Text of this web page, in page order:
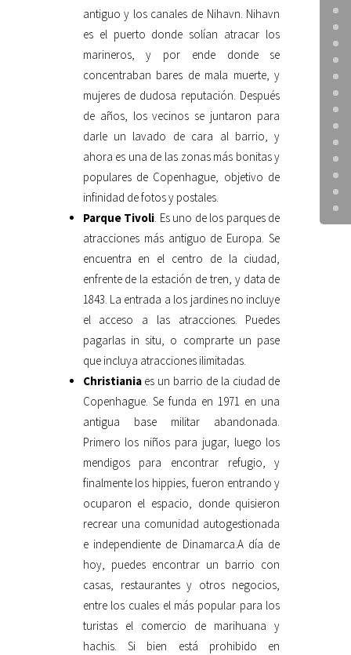
antiguo y los canales de Nihavn. Nihavn
es el puerto donde solían atracar los
marineros, y por ende donde se
concentraban bares de mala muerte, y
mujeres de dudosa reputación. Después
de años, los vecinos se juntaron para
darle un lavado de cara al barrio, y
ahora es una de las zonas más bonitas y
populares de Copenhague, objetivo de
infinidad de fotos y postales.
Parque Tivoli. Es uno de los parques de
atracciones más antiguo de Europa. Se
encuentra en el centro de la ciudad,
enfrente de la estación de tren, y data de
1843. La entrada a los jardines no incluye
el acceso a las atracciones. Puedes
pagarlas in situ, o comprarte un pase
que incluya atracciones ilimitadas.
Christianiaes un barrio de la ciudad de
Copenhague. Se funda en 1971 en una
antigua base militar abandonada.
Primero los niños para jugar, luego los
mendigos para encontrar refugio, y
finalmente los hippies, fueron entrando y
ocuparon el espacio, donde quisieron
recrear una comunidad autogestionada
e independiente de Dinamarca.A día de
hoy, puedes encontrar un barrio con
casas, restaurantes y otros negocios,
entre los cuales el más popular para los
turistas el comercio de marihuana y
hachis. Si bien está prohibido en